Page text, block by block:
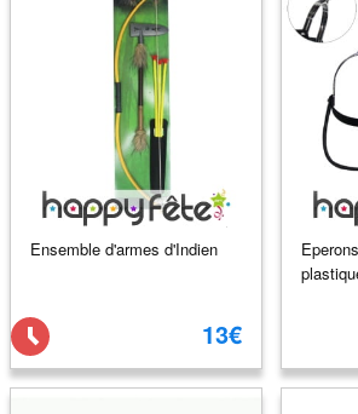
Ensemble d'armes d'Indien
13€